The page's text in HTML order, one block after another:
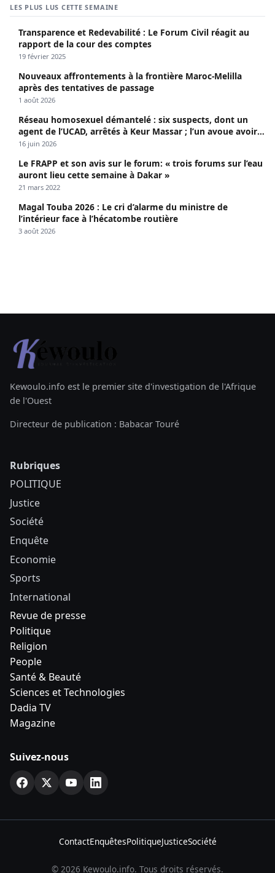
LES PLUS LUS CETTE SEMAINE
Transparence et Redevabilité : Le Forum Civil réagit au
rapport de la cour des comptes
19 février 2025
Nouveaux affrontements à la frontière Maroc-Melilla
après des tentatives de passage
1 août 2026
Réseau homosexuel démantelé : six suspects, dont un
agent de l’UCAD, arrêtés à Keur Massar ; l’un avoue avoir
propagé le VIH depuis 2018
16 juin 2026
Le FRAPP et son avis sur le forum: « trois forums sur l’eau
auront lieu cette semaine à Dakar »
21 mars 2022
Magal Touba 2026 : Le cri d’alarme du ministre de
l’intérieur face à l’hécatombe routière
3 août 2026
Kewoulo.info est le premier site d'investigation de l'Afrique
de l'Ouest
Directeur de publication : Babacar Touré
Rubriques
POLITIQUE
Justice
Société
Enquête
Economie
Sports
International
Revue de presse
Politique
Religion
People
Santé & Beauté
Sciences et Technologies
Dadia TV
Magazine
Suivez-nous
ContactEnquêtesPolitiqueJusticeSociété
© 2026 Kewoulo.info. Tous droits réservés.